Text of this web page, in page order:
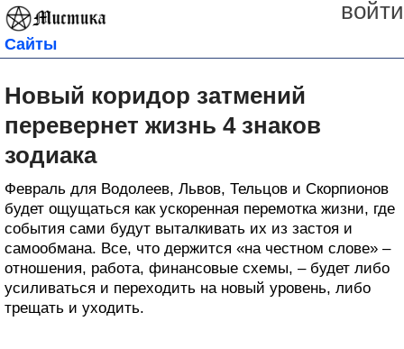
войти
Сайты
Новый коридор затмений
перевернет жизнь 4 знаков
зодиака
Февраль для Водолеев, Львов, Тельцов и Скорпионов
будет ощущаться как ускоренная перемотка жизни, где
события сами будут выталкивать их из застоя и
самообмана. Все, что держится «на честном слове» –
отношения, работа, финансовые схемы, – будет либо
усиливаться и переходить на новый уровень, либо
трещать и уходить.